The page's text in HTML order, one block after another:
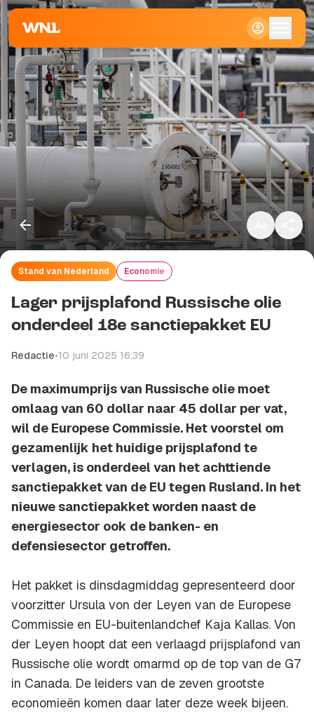
Klein
Standaard
Groot
Stand van Nederland Economie
Lager prijsplafond Russische olie
onderdeel 18e sanctiepakket EU
Redactie•10 juni 2025 16:39
De maximumprijs van Russische olie moet
omlaag van 60 dollar naar 45 dollar per vat,
wil de Europese Commissie. Het voorstel om
gezamenlijk het huidige prijsplafond te
verlagen, is onderdeel van het achttiende
sanctiepakket van de EU tegen Rusland. In het
nieuwe sanctiepakket worden naast de
energiesector ook de banken- en
defensiesector getroffen.
Het pakket is dinsdagmiddag gepresenteerd door
voorzitter Ursula von der Leyen van de Europese
Commissie en EU-buitenlandchef Kaja Kallas. Von
der Leyen hoopt dat een verlaagd prijsplafond van
Russische olie wordt omarmd op de top van de G7
in Canada. De leiders van de zeven grootste
economieën komen daar later deze week bijeen.